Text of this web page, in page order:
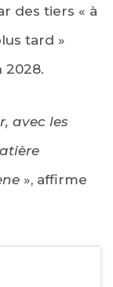
des tiers « à
tard »
2028.
avec les
», affirme